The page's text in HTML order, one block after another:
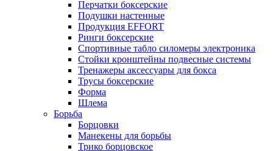
Перчатки боксерские
Подушки настенные
Продукция EFFORT
Ринги боксерские
Спортивные табло силомеры электроника
Стойки кронштейны подвесные системы
Тренажеры аксессуары для бокса
Трусы боксерские
Форма
Шлема
Борьба
Борцовки
Манекены для борьбы
Трико борцовское